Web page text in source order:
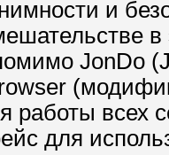
и
в
JonDo
работы всех
для